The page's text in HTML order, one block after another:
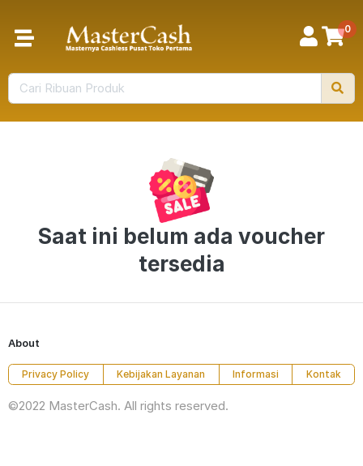
0
Saat ini belum ada voucher
tersedia
About
Privacy Policy Kebijakan Layanan Informasi Kontak
©2022 MasterCash. All rights reserved.